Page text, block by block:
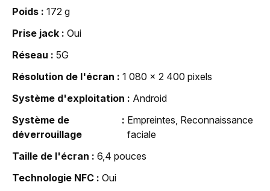
Poids
172 g
Prise jack
Oui
Réseau
5G
Résolution de l'écran
1 080 x 2 400 pixels
Système d'exploitation
Android
Système de
déverrouillage
Empreintes, Reconnaissance
faciale
Taille de l'écran
6,4 pouces
Technologie NFC
Oui